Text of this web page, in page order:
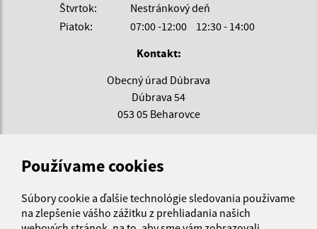
Používame cookies
Súbory cookie a ďalšie technológie sledovania používame
na zlepšenie vášho zážitku z prehliadania našich
Štvrtok:
Nestránkový deň
Piatok:
07:00 -12:00
12:30 - 14:00
Kontakt:
Obecný úrad Dúbrava
Dúbrava 54
053 05 Beharovce
+421 53 469 99 70